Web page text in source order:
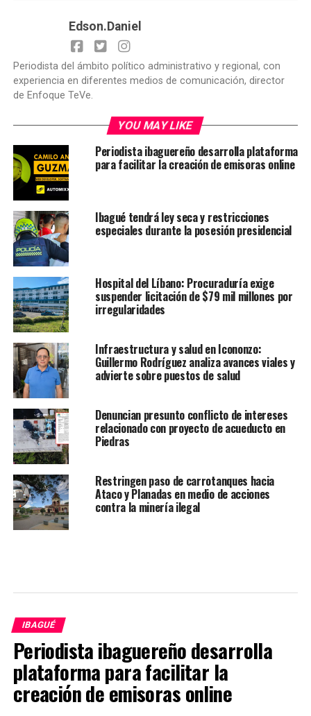
Edson.Daniel
Periodista del ámbito político administrativo y regional, con
experiencia en diferentes medios de comunicación, director
de Enfoque TeVe.
YOU MAY LIKE
Periodista ibaguereño desarrolla plataforma
para facilitar la creación de emisoras online
Ibagué tendrá ley seca y restricciones
especiales durante la posesión presidencial
Hospital del Líbano: Procuraduría exige
suspender licitación de $79 mil millones por
irregularidades
Infraestructura y salud en Icononzo:
Guillermo Rodríguez analiza avances viales y
advierte sobre puestos de salud
Denuncian presunto conflicto de intereses
relacionado con proyecto de acueducto en
Piedras
Restringen paso de carrotanques hacia
Ataco y Planadas en medio de acciones
contra la minería ilegal
IBAGUÉ
Periodista ibaguereño desarrolla
plataforma para facilitar la
creación de emisoras online